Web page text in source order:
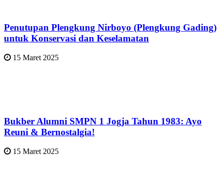
Penutupan Plengkung Nirboyo (Plengkung Gading)
untuk Konservasi dan Keselamatan
15 Maret 2025
Bukber Alumni SMPN 1 Jogja Tahun 1983: Ayo
Reuni & Bernostalgia!
15 Maret 2025